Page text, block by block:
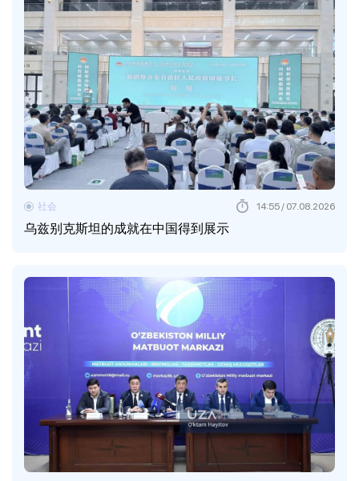
乌兹别克斯坦的成就在中国得到展示
社会 14:55 / 07.08.2026